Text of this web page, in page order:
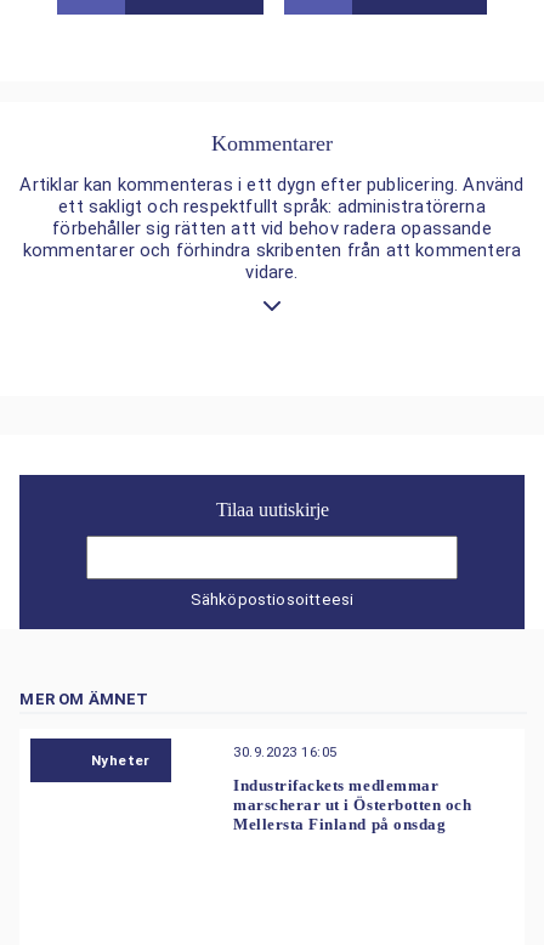
Kommentarer
Artiklar kan kommenteras i ett dygn efter publicering. Använd
ett sakligt och respektfullt språk: administratörerna
förbehåller sig rätten att vid behov radera opassande
kommentarer och förhindra skribenten från att kommentera
vidare.
Tilaa uutiskirje
Sähköpostiosoitteesi
MER OM ÄMNET
Nyheter 30.9.2023 16:05
Industrifackets medlemmar
marscherar ut i Österbotten och
Mellersta Finland på onsdag